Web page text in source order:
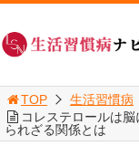
TOP
生活習慣病
コレステロールは
られざる関係とは